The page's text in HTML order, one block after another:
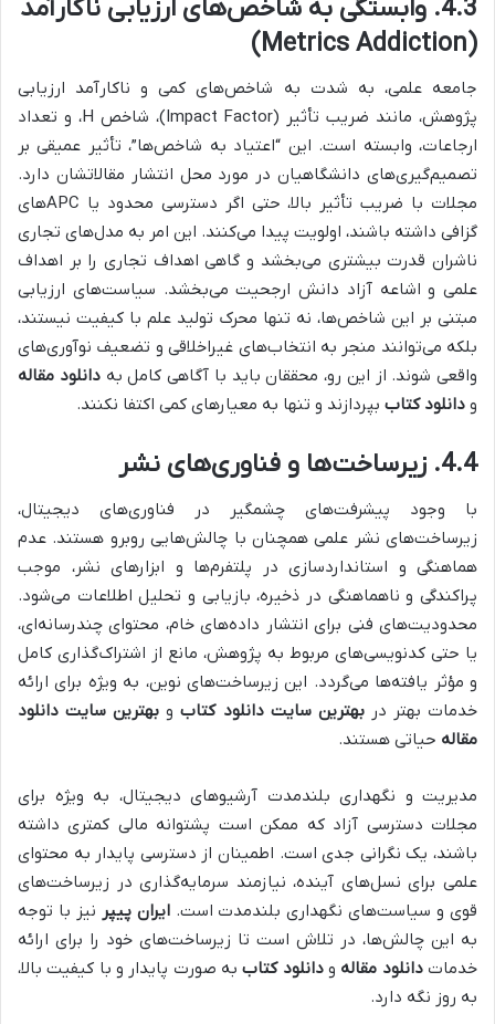
4.3. وابستگی به شاخص‌های ارزیابی ناکارآمد
(Metrics Addiction)
جامعه علمی، به شدت به شاخص‌های کمی و ناکارآمد ارزیابی
پژوهش، مانند ضریب تأثیر (Impact Factor)، شاخص H، و تعداد
ارجاعات، وابسته است. این “اعتیاد به شاخص‌ها”، تأثیر عمیقی بر
تصمیم‌گیری‌های دانشگاهیان در مورد محل انتشار مقالاتشان دارد.
مجلات با ضریب تأثیر بالا، حتی اگر دسترسی محدود یا APCهای
گزافی داشته باشند، اولویت پیدا می‌کنند. این امر به مدل‌های تجاری
ناشران قدرت بیشتری می‌بخشد و گاهی اهداف تجاری را بر اهداف
علمی و اشاعه آزاد دانش ارجحیت می‌بخشد. سیاست‌های ارزیابی
مبتنی بر این شاخص‌ها، نه تنها محرک تولید علم با کیفیت نیستند،
بلکه می‌توانند منجر به انتخاب‌های غیراخلاقی و تضعیف نوآوری‌های
واقعی شوند. از این رو، محققان باید با آگاهی کامل بهدانلود مقاله
و دانلود کتاب بپردازند و تنها به معیارهای کمی اکتفا نکنند.
4.4. زیرساخت‌ها و فناوری‌های نشر
با وجود پیشرفت‌های چشمگیر در فناوری‌های دیجیتال،
زیرساخت‌های نشر علمی همچنان با چالش‌هایی روبرو هستند. عدم
هماهنگی و استانداردسازی در پلتفرم‌ها و ابزارهای نشر، موجب
پراکندگی و ناهماهنگی در ذخیره، بازیابی و تحلیل اطلاعات می‌شود.
محدودیت‌های فنی برای انتشار داده‌های خام، محتوای چندرسانه‌ای،
یا حتی کدنویسی‌های مربوط به پژوهش، مانع از اشتراک‌گذاری کامل
و مؤثر یافته‌ها می‌گردد. این زیرساخت‌های نوین، به ویژه برای ارائه
خدمات بهتر دربهترین سایت دانلود کتابو بهترین سایت دانلود
مقاله حیاتی هستند.
مدیریت و نگهداری بلندمدت آرشیوهای دیجیتال، به ویژه برای
مجلات دسترسی آزاد که ممکن است پشتوانه مالی کمتری داشته
باشند، یک نگرانی جدی است. اطمینان از دسترسی پایدار به محتوای
علمی برای نسل‌های آینده، نیازمند سرمایه‌گذاری در زیرساخت‌های
قوی و سیاست‌های نگهداری بلندمدت است.ایران پیپر نیز با توجه
به این چالش‌ها، در تلاش است تا زیرساخت‌های خود را برای ارائه
خدماتدانلود مقاله ودانلود کتاببه صورت پایدار و با کیفیت بالا،
به روز نگه دارد.